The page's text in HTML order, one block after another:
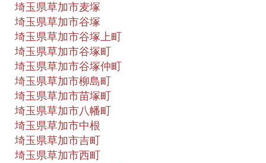
埼玉県草加市麦塚
埼玉県草加市谷塚
埼玉県草加市谷塚上町
埼玉県草加市谷塚町
埼玉県草加市谷塚仲町
埼玉県草加市柳島町
埼玉県草加市苗塚町
埼玉県草加市八幡町
埼玉県草加市中根
埼玉県草加市吉町
埼玉県草加市西町